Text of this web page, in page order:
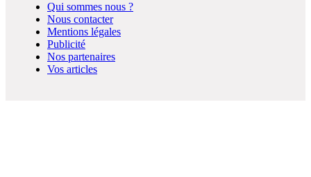
Qui sommes nous ?
Nous contacter
Mentions légales
Publicité
Nos partenaires
Vos articles